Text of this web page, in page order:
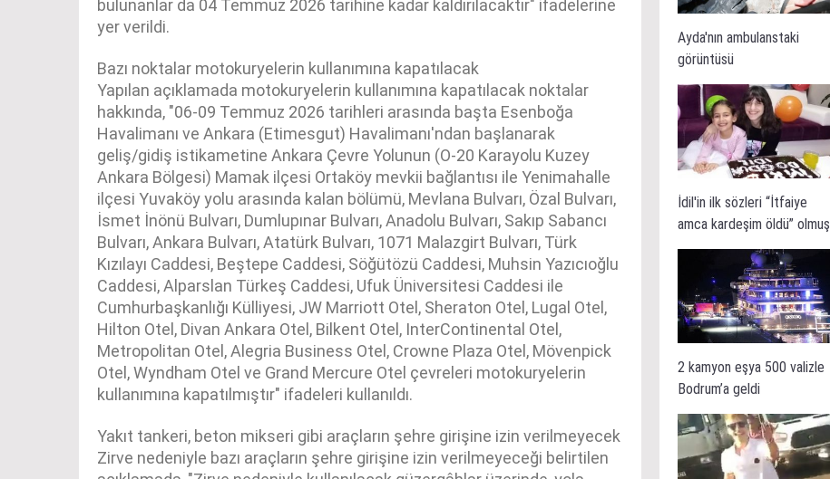
bulunanlar da 04 Temmuz 2026 tarihine kadar kaldırılacaktır" ifadelerine
yer verildi.
Bazı noktalar motokuryelerin kullanımına kapatılacak
Yapılan açıklamada motokuryelerin kullanımına kapatılacak noktalar
hakkında, "06-09 Temmuz 2026 tarihleri arasında başta Esenboğa
Havalimanı ve Ankara (Etimesgut) Havalimanı'ndan başlanarak
geliş/gidiş istikametine Ankara Çevre Yolunun (O-20 Karayolu Kuzey
Ankara Bölgesi) Mamak ilçesi Ortaköy mevkii bağlantısı ile Yenimahalle
ilçesi Yuvaköy yolu arasında kalan bölümü, Mevlana Bulvarı, Özal Bulvarı,
İsmet İnönü Bulvarı, Dumlupınar Bulvarı, Anadolu Bulvarı, Sakıp Sabancı
Bulvarı, Ankara Bulvarı, Atatürk Bulvarı, 1071 Malazgirt Bulvarı, Türk
Kızılayı Caddesi, Beştepe Caddesi, Söğütözü Caddesi, Muhsin Yazıcıoğlu
Caddesi, Alparslan Türkeş Caddesi, Ufuk Üniversitesi Caddesi ile
Cumhurbaşkanlığı Külliyesi, JW Marriott Otel, Sheraton Otel, Lugal Otel,
Hilton Otel, Divan Ankara Otel, Bilkent Otel, InterContinental Otel,
Metropolitan Otel, Alegria Business Otel, Crowne Plaza Otel, Mövenpick
Otel, Wyndham Otel ve Grand Mercure Otel çevreleri motokuryelerin
kullanımına kapatılmıştır" ifadeleri kullanıldı.
Yakıt tankeri, beton mikseri gibi araçların şehre girişine izin verilmeyecek
Zirve nedeniyle bazı araçların şehre girişine izin verilmeyeceği belirtilen
Ayda'nın ambulanstaki
görüntüsü
İdil'in ilk sözleri “İtfaiye
amca kardeşim öldü” olmuş
2 kamyon eşya 500 valizle
Bodrum’a geldi